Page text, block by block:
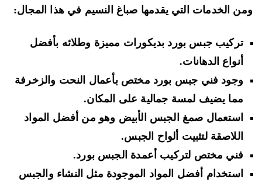
الخدمات التي يقدمها صباغ النسيم في هذا المجال:
تركيب جبس بورد بديكورات مميزة وطلائه بأفضل
أنواع الدهانات.
وجود فني جبس بورد مختص بأعمال النحت والزخرفة
مما يضيف لمسة جمالية على المكان.
استعمال صمغ الجبس الأبيض وهو من أفضل المواد
اللاصقة لتثبيت ألواح الجبس.
فني مختص لتركيب أعمدة الجبس بورد.
استخدام أفضل المواد الموجودة مثل النشاء والجبس